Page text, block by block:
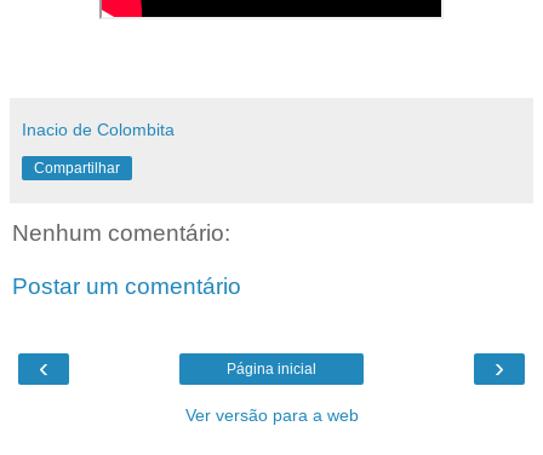
Inacio de Colombita
Compartilhar
Nenhum comentário:
Postar um comentário
‹ ›
Página inicial
Ver versão para a web